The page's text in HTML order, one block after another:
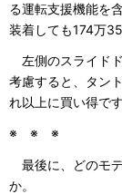
る運転支援機能を
装着しても174万
左側のスライド
考慮すると、タン
れ以上に買い得です
※ ※ ※
最後に、どのモ
か。